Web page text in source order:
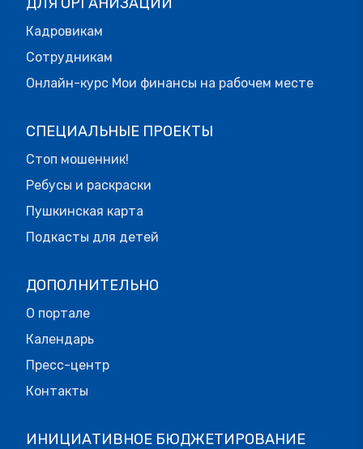
Кадровикам
Сотрудникам
Онлайн-курс Мои финансы на рабочем месте
СПЕЦИАЛЬНЫЕ ПРОЕКТЫ
Стоп мошенник!
Ребусы и раскраски
Пушкинская карта
Подкасты для детей
ДОПОЛНИТЕЛЬНО
О портале
Календарь
Пресс-центр
Контакты
ИНИЦИАТИВНОЕ БЮДЖЕТИРОВАНИЕ